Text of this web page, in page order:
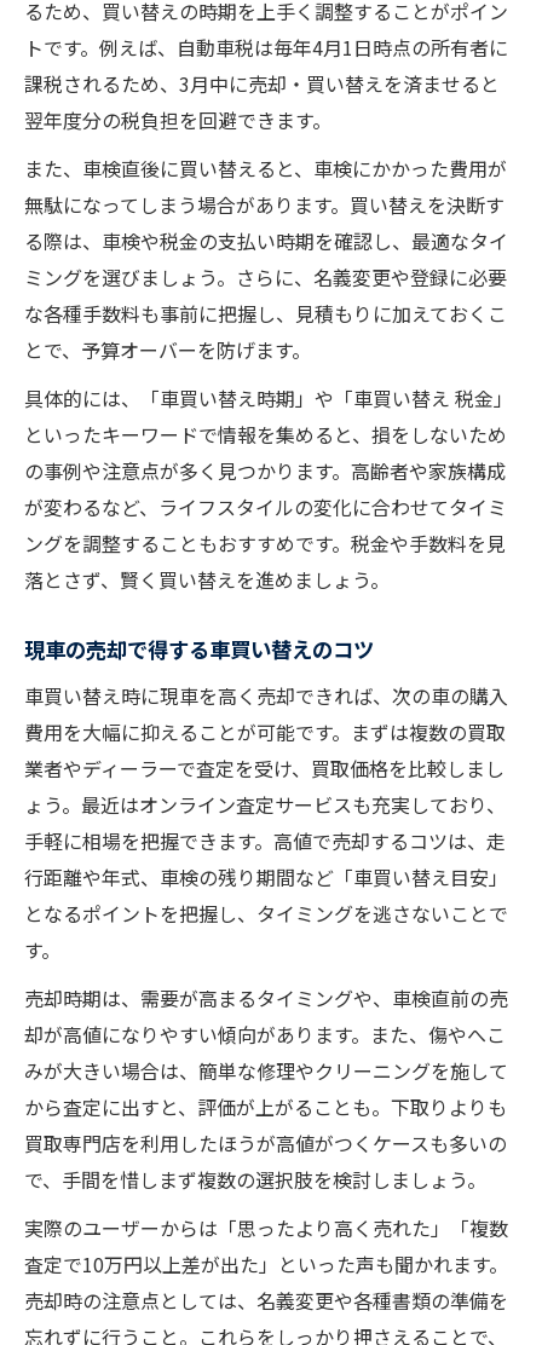
るため、買い替えの時期を上手く調整することがポイン
トです。例えば、自動車税は毎年4月1日時点の所有者に
課税されるため、3月中に売却・買い替えを済ませると
翌年度分の税負担を回避できます。
また、車検直後に買い替えると、車検にかかった費用が
無駄になってしまう場合があります。買い替えを決断す
る際は、車検や税金の支払い時期を確認し、最適なタイ
ミングを選びましょう。さらに、名義変更や登録に必要
な各種手数料も事前に把握し、見積もりに加えておくこ
とで、予算オーバーを防げます。
具体的には、「車買い替え時期」や「車買い替え 税金」
といったキーワードで情報を集めると、損をしないため
の事例や注意点が多く見つかります。高齢者や家族構成
が変わるなど、ライフスタイルの変化に合わせてタイミ
ングを調整することもおすすめです。税金や手数料を見
落とさず、賢く買い替えを進めましょう。
現車の売却で得する車買い替えのコツ
車買い替え時に現車を高く売却できれば、次の車の購入
費用を大幅に抑えることが可能です。まずは複数の買取
業者やディーラーで査定を受け、買取価格を比較しまし
ょう。最近はオンライン査定サービスも充実しており、
手軽に相場を把握できます。高値で売却するコツは、走
行距離や年式、車検の残り期間など「車買い替え目安」
となるポイントを把握し、タイミングを逃さないことで
す。
売却時期は、需要が高まるタイミングや、車検直前の売
却が高値になりやすい傾向があります。また、傷やへこ
みが大きい場合は、簡単な修理やクリーニングを施して
から査定に出すと、評価が上がることも。下取りよりも
買取専門店を利用したほうが高値がつくケースも多いの
で、手間を惜しまず複数の選択肢を検討しましょう。
実際のユーザーからは「思ったより高く売れた」「複数
査定で10万円以上差が出た」といった声も聞かれます。
売却時の注意点としては、名義変更や各種書類の準備を
忘れずに行うこと。これらをしっかり押さえることで、